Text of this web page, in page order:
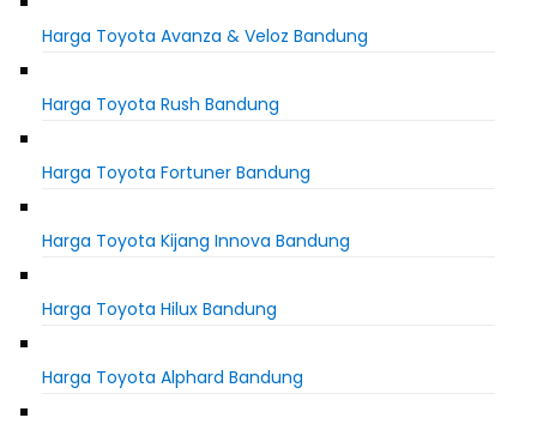
Harga Toyota Avanza & Veloz Bandung
Harga Toyota Rush Bandung
Harga Toyota Fortuner Bandung
Harga Toyota Kijang Innova Bandung
Harga Toyota Hilux Bandung
Harga Toyota Alphard Bandung